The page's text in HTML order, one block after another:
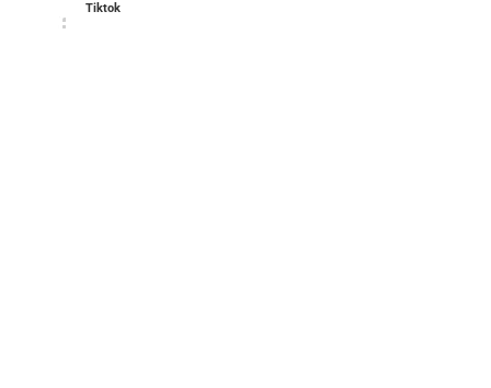
Tiktok